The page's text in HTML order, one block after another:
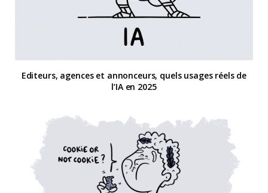
Editeurs, agences et annonceurs, quels usages réels de
l’IA en 2025